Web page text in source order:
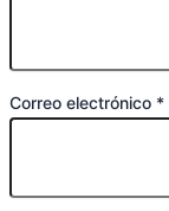
Correo electrónico *